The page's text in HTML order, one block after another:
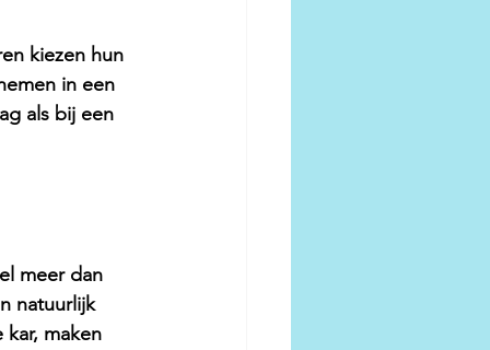
kiezen hun
in een
als bij een
meer dan
natuurlijk
maken